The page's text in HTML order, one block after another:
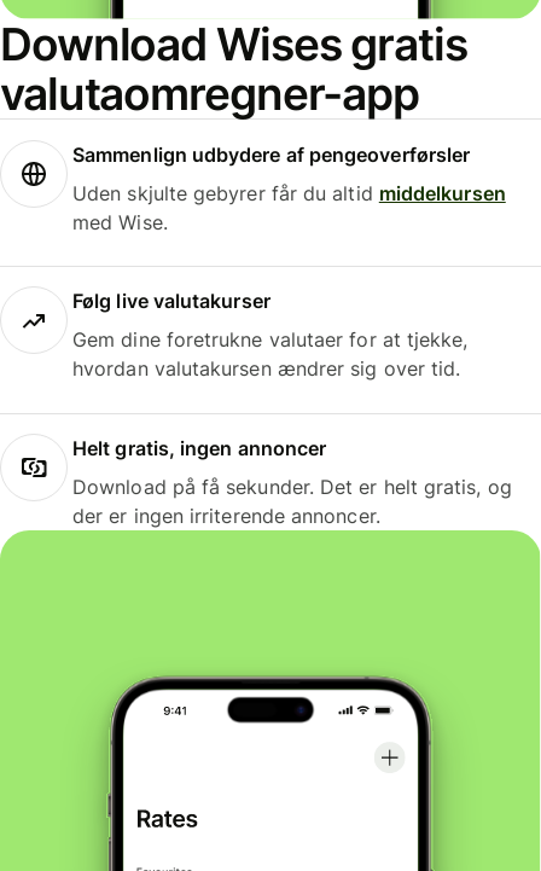
Download Wises gratis
valutaomregner-app
Sammenlign udbydere af pengeoverførsler
Uden skjulte gebyrer får du altid middelkursen
med Wise.
Følg live valutakurser
Gem dine foretrukne valutaer for at tjekke,
hvordan valutakursen ændrer sig over tid.
Helt gratis, ingen annoncer
Download på få sekunder. Det er helt gratis, og
der er ingen irriterende annoncer.